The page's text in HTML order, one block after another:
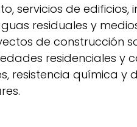
servicios de edificios,
residuales y
de construcción
residenciales y
resistencia química